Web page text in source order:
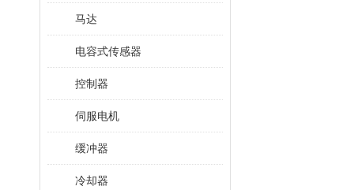
马达
电容式传感器
控制器
伺服电机
缓冲器
冷却器